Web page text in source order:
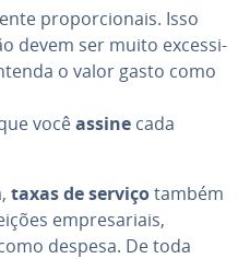
pro­por­ci­o­nais. Isso
devem ser muito ex­ces­si­
o valor gasto como
vocêassine cada
taxas de serviçotambém
em­pre­sa­ri­ais,
despesa. De toda